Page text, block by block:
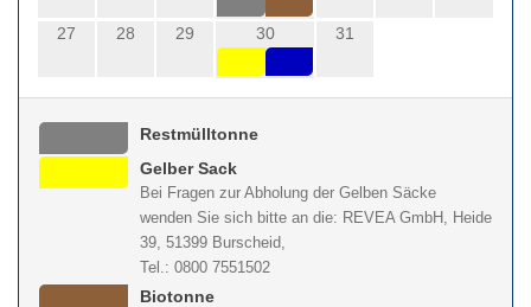
27 28 29 30 31
Restmülltonne
Gelber Sack
Bei Fragen zur Abholung der Gelben Säcke
wenden Sie sich bitte an die: REVEA GmbH, Heide
39, 51399 Burscheid,
Tel.: 0800 7551502
Biotonne